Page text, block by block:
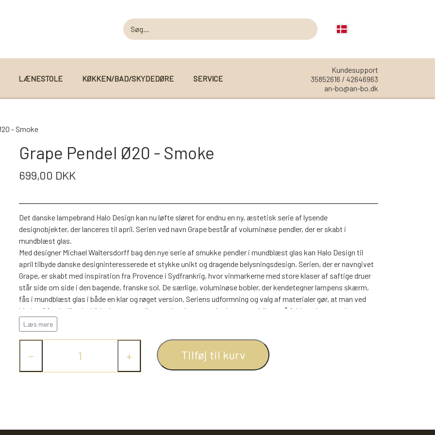
MODUL SOFA DETROIT
MODUL SOFA SEATTLE
REOLER/OPBEVARING
BOGREOLER 40 CM DYBDE
LÆNESTOLE KØKKEN/BAD/SKYDEDØRE SERVICE
Kundesupport
35852616 / 42646963
an-bo@an-bo.dk
- Smoke
Grape Pendel Ø20 - Smoke
699,00 DKK
Det danske lampebrand Halo Design kan nu løfte sløret for endnu en ny, æstetisk serie af lysende
designobjekter, der lanceres til april. Serien ved navn Grape består af voluminøse pendler, der er skabt i
mundblæst glas.
Med designer Michael Waltersdorff bag den nye serie af smukke pendler i mundblæst glas kan Halo Design til
april tilbyde danske designinteresserede et stykke unikt og dragende belysningsdesign. Serien, der er navngivet
Grape, er skabt med inspiration fra Provence i Sydfrankrig, hvor vinmarkerne med store klaser af saftige druer
står side om side i den bagende, franske sol. De særlige, voluminøse bobler, der kendetegner lampens skærm,
fås i mundblæst glas i både en klar og røget version. Seriens udformning og valg af materialer gør, at man ved
hjælp af forskellige lyskilder kan personliggøre det elegante udtryk og samtidig opnå fuld styring over den
ønskede mængde lys.
Den nye lampeserie fås udover de to typer af glas også i flere størrelser, så designet både kan tilpasses det
mørke hjørne, pladsen over køkkenbord eller -ø samt spisebord  eller benyttes i klaser af flere i den store hall
med højt til loftet. Grape giver et utal af muligheder, der blot venter på at blive udforsket.
Grape findes i en klar og røget version samt i tre forskellige størrelser: Ø15 cm, Ø20 cm og Ø25 cm
Læs mere
− + Tilføj til kurv